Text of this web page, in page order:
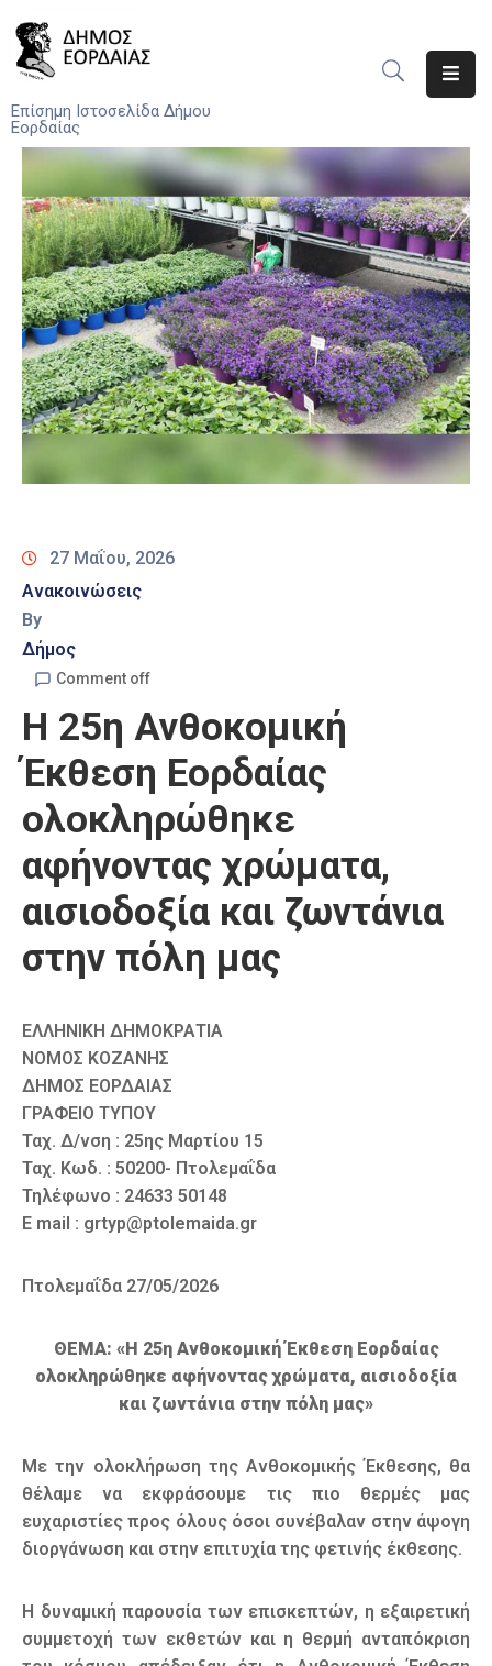
Επίσημη Ιστοσελίδα Δήμου
Εορδαίας
Ο
Δήμος
Νέα
Υπηρεσίες
Του
Δήμου
Προσκλήσεις
Αποφάσεις
Τηλέφωνα
27 Μαΐου, 2026
Ανακοινώσεις
By
Δήμος
Comment off
Η 25η Ανθοκομική
Έκθεση Εορδαίας
ολοκληρώθηκε
αφήνοντας χρώματα,
αισιοδοξία και ζωντάνια
στην πόλη μας
ΕΛΛΗΝΙΚΗ ΔΗΜΟΚΡΑΤΙΑ
ΝΟΜΟΣ ΚΟΖΑΝΗΣ
ΔΗΜΟΣ ΕΟΡΔΑΙΑΣ
ΓΡΑΦΕΙΟ ΤΥΠΟΥ
Ταχ. Δ/νση : 25ης Μαρτίου 15
Ταχ. Κωδ. : 50200- Πτολεμαΐδα
Τηλέφωνο : 24633 50148
E mail : grtyp@ptolemaida.gr
Πτολεμαΐδα 27/05/2026
ΘΕΜΑ: «Η 25η Ανθοκομική Έκθεση Εορδαίας
ολοκληρώθηκε αφήνοντας χρώματα, αισιοδοξία
και ζωντάνια στην πόλη μας»
Με την ολοκλήρωση της Ανθοκομικής Έκθεσης, θα
θέλαμε να εκφράσουμε τις πιο θερμές μας
ευχαριστίες προς όλους όσοι συνέβαλαν στην άψογη
διοργάνωση και στην επιτυχία της φετινής έκθεσης.
Η δυναμική παρουσία των επισκεπτών, η εξαιρετική
συμμετοχή των εκθετών και η θερμή ανταπόκριση